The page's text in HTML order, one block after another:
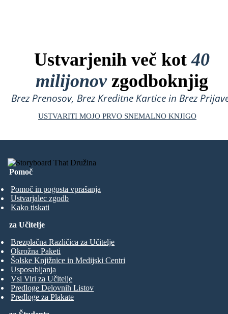
Ustvarjenih več kot40
milijonovzgodboknjig
Brez Prenosov, Brez Kreditne Kartice in Brez
USTVARITI MOJO PRVO SNEMALNO KNJIGO
Pomoč
Pomoč in pogosta vprašanja
Ustvarjalec zgodb
Kako tiskati
za Učitelje
Brezplačna Različica za Učitelje
Okrožna Paketi
Šolske Knjižnice in Medijski Centri
Usposabljanja
Vsi Viri za Učitelje
Predloge Delovnih Listov
Predloge za Plakate